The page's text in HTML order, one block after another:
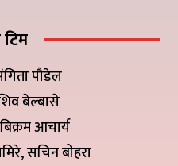
टिम
पौडेल
बेल्बासे
आचार्य
सचिन बोहरा